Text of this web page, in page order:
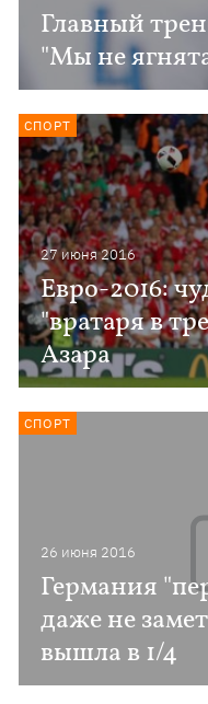
Главный
"Мы не
27 июня 2016
Евро-2016:
"вратаря в
Азара
СПОРТ
26 июня 2016
Германия
даже не
вышла в 1/4
СПОРТ